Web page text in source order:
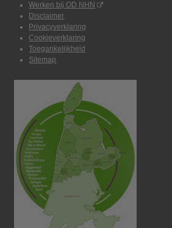
Werken bij OD NHN
Disclaimer
Privacyverklaring
Cookieverklaring
Toegankelijkheid
Sitemap